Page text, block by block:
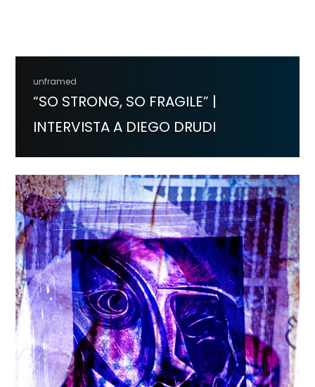
unframed
“SO STRONG, SO FRAGILE” |
INTERVISTA A DIEGO DRUDI